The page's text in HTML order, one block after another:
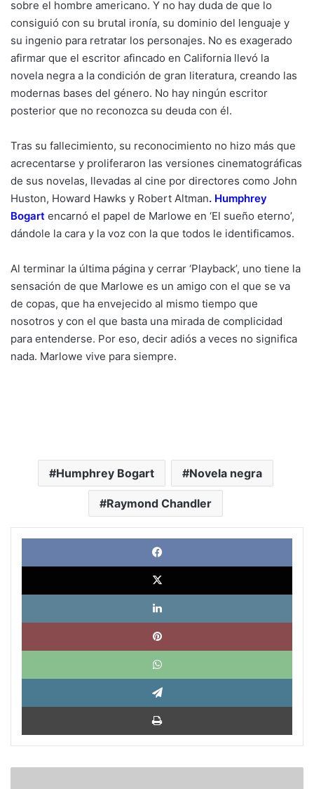
sobre el hombre americano. Y no hay duda de que lo
consiguió con su brutal ironía, su dominio del lenguaje y
su ingenio para retratar los personajes. No es exagerado
afirmar que el escritor afincado en California llevó la
novela negra a la condición de gran literatura, creando las
modernas bases del género. No hay ningún escritor
posterior que no reconozca su deuda con él.
Tras su fallecimiento, su reconocimiento no hizo más que
acrecentarse y proliferaron las versiones cinematográficas
de sus novelas, llevadas al cine por directores como John
Huston, Howard Hawks y Robert Altman. Humphrey
Bogart encarnó el papel de Marlowe en ‘El sueño eterno’,
dándole la cara y la voz con la que todos le identificamos.
Al terminar la última página y cerrar ‘Playback’, uno tiene la
sensación de que Marlowe es un amigo con el que se va
de copas, que ha envejecido al mismo tiempo que
nosotros y con el que basta una mirada de complicidad
para entenderse. Por eso, decir adiós a veces no significa
nada. Marlowe vive para siempre.
Humphrey Bogart Novela negra
Raymond Chandler
X